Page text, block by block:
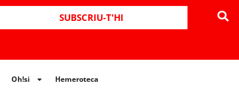
SUBSCRIU-T'HI
Oh!si Hemeroteca
Hemeroteca